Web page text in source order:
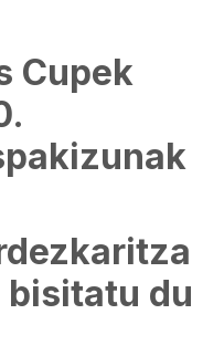
Cupek
bisitatu du